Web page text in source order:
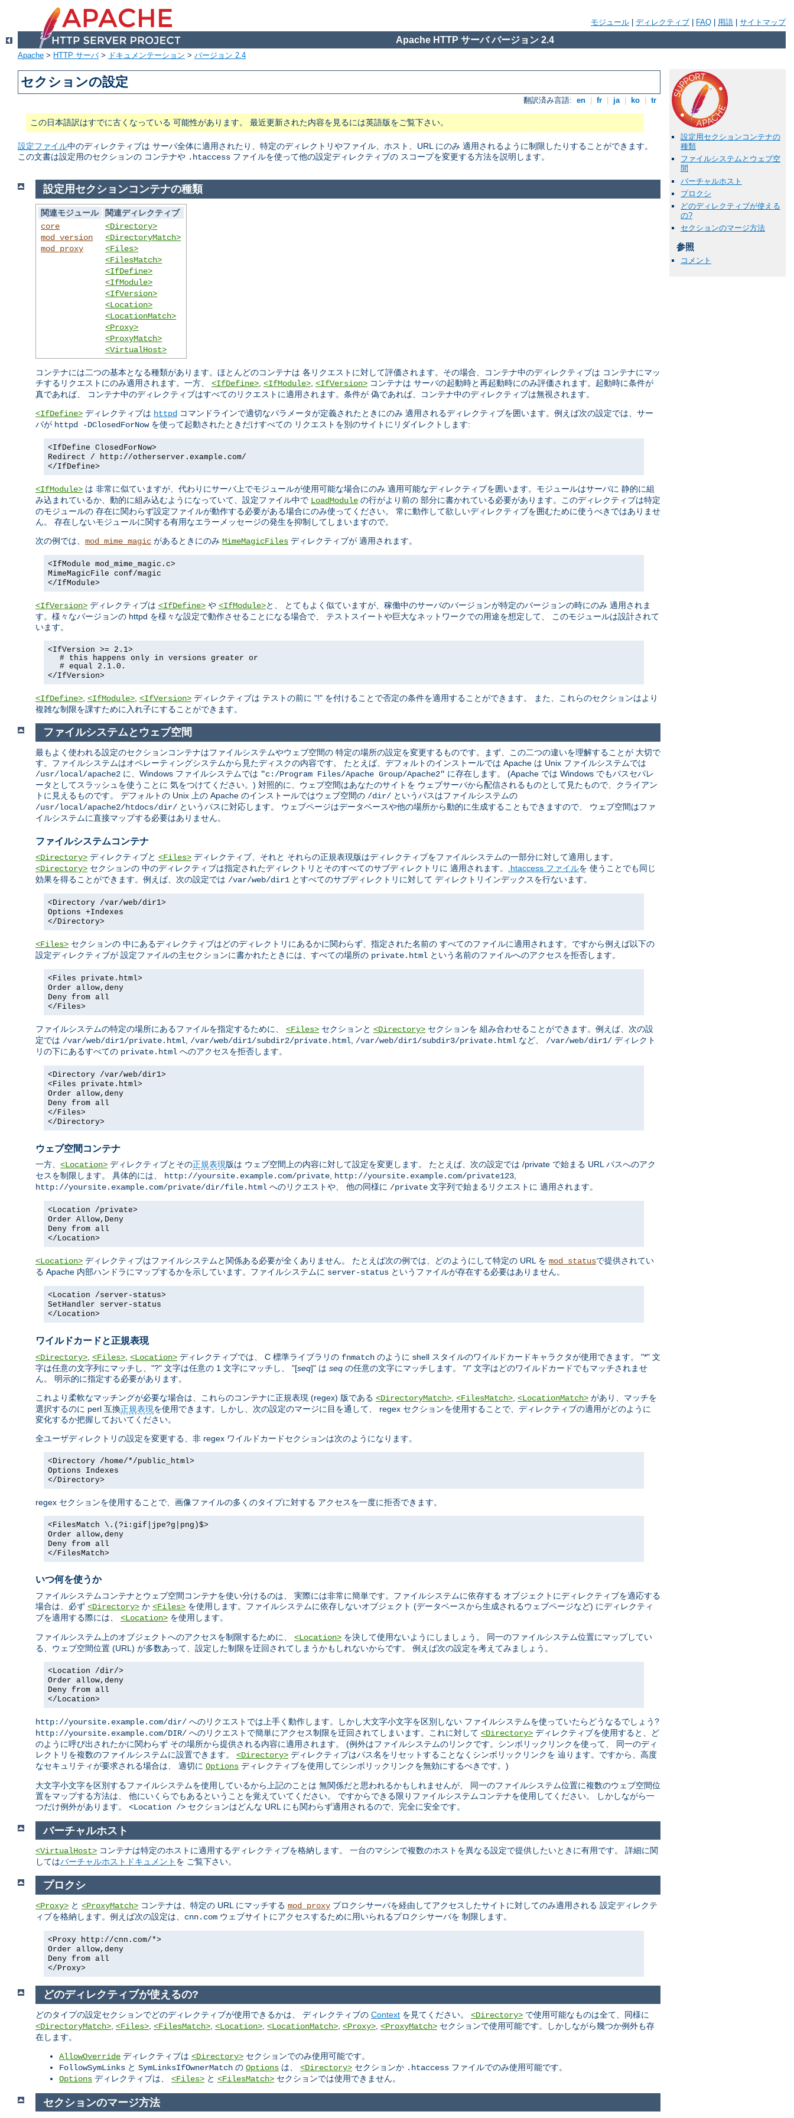
モジュール ディレクティブ FAQ 用語 サイトマップ
Apache HTTP サーバ バージョン 2.4
Apache > HTTP サーバ> ドキュメンテーション > バージョン 2.4
セクションの設定
翻訳済み言語: en fr ja ko tr
この日本語訳はすでに古くなっている 可能性があります。 最近更新された内容を見るには英語版をご覧下さい。
設定ファイル中のディレクティブは サーバ全体に適用されたり、特定のディレクトリやファイル、ホスト、URL にのみ 適用されるように制限したりすることができます。
この文書は設定用のセクションの コンテナや .htaccess ファイルを使って他の設定ディレクティブの スコープを変更する方法を説明します。
設定用セクションコンテナの
種類
ファイルシステムとウェブ空
間
バーチャルホスト
プロクシ
どのディレクティブが使える
の?
セクションのマージ方法
参照
コメント
設定用セクションコンテナの種類
関連モジュール
関連ディレクティブ
core
mod_version
mod_proxy
<Directory>
<DirectoryMatch>
<Files>
<FilesMatch>
<IfDefine>
<IfModule>
<IfVersion>
<Location>
<LocationMatch>
<Proxy>
<ProxyMatch>
<VirtualHost>
コンテナには二つの基本となる種類があります。ほとんどのコンテナは 各リクエストに対して評価されます。その場合、コンテナ中のディレクティブは コンテナにマッ
チするリクエストにのみ適用されます。一方、 <IfDefine> <IfModule> <IfVersion> コンテナは サーバの起動時と再起動時にのみ評価されます。起動時に条件が
真であれば、 コンテナ中のディレクティブはすべてのリクエストに適用されます。条件が 偽であれば、コンテナ中のディレクティブは無視されます。
<IfDefine> ディレクティブは httpd コマンドラインで適切なパラメータが定義されたときにのみ 適用されるディレクティブを囲います。例えば次の設定では、サー
バが httpd -DClosedForNowを使って起動されたときだけすべての リクエストを別のサイトにリダイレクトします:
<IfDefine ClosedForNow>
Redirect / http://otherserver.example.com/
</IfDefine>
<IfModule> は 非常に似ていますが、代わりにサーバ上でモジュールが使用可能な場合にのみ 適用可能なディレクティブを囲います。モジュールはサーバに 静的に組
み込まれているか、動的に組み込むようになっていて、設定ファイル中で LoadModule の行がより前の 部分に書かれている必要があります。このディレクティブは特定
のモジュールの 存在に関わらず設定ファイルが動作する必要がある場合にのみ使ってください。 常に動作して欲しいディレクティブを囲むために使うべきではありませ
ん。 存在しないモジュールに関する有用なエラーメッセージの発生を抑制してしまいますので。
次の例では、 mod_mime_magic があるときにのみ MimeMagicFiles ディレクティブが 適用されます。
<IfModule mod_mime_magic.c>
MimeMagicFile conf/magic
</IfModule>
<IfVersion> ディレクティブは <IfDefine> や <IfModule>と、 とてもよく似ていますが、稼働中のサーバのバージョンが特定のバージョンの時にのみ 適用されま
す。様々なバージョンの httpd を様々な設定で動作させることになる場合で、 テストスイートや巨大なネットワークでの用途を想定して、 このモジュールは設計されて
います。
<IfVersion >= 2.1>
# this happens only in versions greater or
# equal 2.1.0.
</IfVersion>
<IfDefine> <IfModule> <IfVersion> ディレクティブは テストの前に "!" を付けることで否定の条件を適用することができます。 また、これらのセクションはより
複雑な制限を課すために入れ子にすることができます。
ファイルシステムとウェブ空間
最もよく使われる設定のセクションコンテナはファイルシステムやウェブ空間の 特定の場所の設定を変更するものです。まず、この二つの違いを理解することが 大切で
す。ファイルシステムはオペレーティングシステムから見たディスクの内容です。 たとえば、デフォルトのインストールでは Apache は Unix ファイルシステムでは
/usr/local/apache2 に、Windows ファイルシステムでは "c:/Program Files/Apache Group/Apache2" に存在します。 (Apache では Windows でもパスセパレ
ータとしてスラッシュを使うことに 気をつけてください。) 対照的に、ウェブ空間はあなたのサイトを ウェブサーバから配信されるものとして見たもので、クライアン
トに見えるものです。 デフォルトの Unix 上の Apache のインストールではウェブ空間の /dir/ というパスはファイルシステムの
/usr/local/apache2/htdocs/dir/ というパスに対応します。 ウェブページはデータベースや他の場所から動的に生成することもできますので、 ウェブ空間はファ
イルシステムに直接マップする必要はありません。
ファイルシステムコンテナ
<Directory> ディレクティブと <Files> ディレクティブ、それと それらの正規表現版はディレクティブをファイルシステムの一部分に対して適用します。
<Directory> セクションの 中のディレクティブは指定されたディレクトリとそのすべてのサブディレクトリに 適用されます。 .htaccess ファイルを 使うことでも同じ
効果を得ることができます。例えば、次の設定では /var/web/dir1 とすべてのサブディレクトリに対して ディレクトリインデックスを行ないます。
<Directory /var/web/dir1>
Options +Indexes
</Directory>
<Files> セクションの 中にあるディレクティブはどのディレクトリにあるかに関わらず、指定された名前の すべてのファイルに適用されます。ですから例えば以下の
設定ディレクティブが 設定ファイルの主セクションに書かれたときには、すべての場所の private.html という名前のファイルへのアクセスを拒否します。
<Files private.html>
Order allow,deny
Deny from all
</Files>
ファイルシステムの特定の場所にあるファイルを指定するために、 <Files> セクションと <Directory> セクションを 組み合わせることができます。例えば、次の設
定では /var/web/dir1/private.html, /var/web/dir1/subdir2/private.html, /var/web/dir1/subdir3/private.html など、 /var/web/dir1/ ディレクト
リの下にあるすべての private.html へのアクセスを拒否します。
<Directory /var/web/dir1>
<Files private.html>
Order allow,deny
Deny from all
</Files>
</Directory>
ウェブ空間コンテナ
一方、 <Location> ディレクティブとその正規表現版は ウェブ空間上の内容に対して設定を変更します。 たとえば、次の設定では /private で始まる URL パスへのアク
セスを制限します。 具体的には、 http://yoursite.example.com/private, http://yoursite.example.com/private123,
http://yoursite.example.com/private/dir/file.html へのリクエストや、 他の同様に /private 文字列で始まるリクエストに 適用されます。
<Location /private>
Order Allow,Deny
Deny from all
</Location>
<Location> ディレクティブはファイルシステムと関係ある必要が全くありません。 たとえば次の例では、どのようにして特定の URL を mod_statusで提供されてい
る Apache 内部ハンドラにマップするかを示しています。ファイルシステムに server-status というファイルが存在する必要はありません。
<Location /server-status>
SetHandler server-status
</Location>
ワイルドカードと正規表現
<Directory> <Files> <Location> ディレクティブでは、 C 標準ライブラリの fnmatch のように shell スタイルのワイルドカードキャラクタが使用できます。 "*" 文
字は任意の文字列にマッチし、"?" 文字は任意の 1 文字にマッチし、 "[seq]" は seq の任意の文字にマッチします。 "/" 文字はどのワイルドカードでもマッチされませ
ん。 明示的に指定する必要があります。
これより柔軟なマッチングが必要な場合は、これらのコンテナに正規表現 (regex) 版である <DirectoryMatch> <FilesMatch> <LocationMatch> があり、マッチを
選択するのに perl 互換正規表現を使用できます。しかし、次の設定のマージに目を通して、 regex セクションを使用することで、ディレクティブの適用がどのように
変化するか把握しておいてください。
全ユーザディレクトリの設定を変更する、非 regex ワイルドカードセクションは次のようになります。
<Directory /home/*/public_html>
Options Indexes
</Directory>
regex セクションを使用することで、画像ファイルの多くのタイプに対する アクセスを一度に拒否できます。
<FilesMatch \.(?i:gif|jpe?g|png)$>
Order allow,deny
Deny from all
</FilesMatch>
いつ何を使うか
ファイルシステムコンテナとウェブ空間コンテナを使い分けるのは、 実際には非常に簡単です。ファイルシステムに依存する オブジェクトにディレクティブを適応する
場合は、必ず <Directory> か <Files> を使用します。ファイルシステムに依存しないオブジェクト (データベースから生成されるウェブページなど) にディレクティ
ブを適用する際には、 <Location> を使用します。
ファイルシステム上のオブジェクトへのアクセスを制限するために、 <Location> を決して使用ないようにしましょう。 同一のファイルシステム位置にマップしてい
る、ウェブ空間位置 (URL) が多数あって、設定した制限を迂回されてしまうかもしれないからです。 例えば次の設定を考えてみましょう。
<Location /dir/>
Order allow,deny
Deny from all
</Location>
http://yoursite.example.com/dir/ へのリクエストでは上手く動作します。しかし大文字小文字を区別しない ファイルシステムを使っていたらどうなるでしょう?
http://yoursite.example.com/DIR/ へのリクエストで簡単にアクセス制限を迂回されてしまいます。これに対して <Directory> ディレクティブを使用すると、ど
のように呼び出されたかに関わらず その場所から提供される内容に適用されます。 (例外はファイルシステムのリンクです。シンボリックリンクを使って、 同一のディ
レクトリを複数のファイルシステムに設置できます。 <Directory> ディレクティブはパス名をリセットすることなくシンボリックリンクを 辿ります。ですから、高度
なセキュリティが要求される場合は、 適切に Options ディレクティブを使用してシンボリックリンクを無効にするべきです。)
大文字小文字を区別するファイルシステムを使用しているから上記のことは 無関係だと思われるかもしれませんが、 同一のファイルシステム位置に複数のウェブ空間位
置をマップする方法は、 他にいくらでもあるということを覚えていてください。 ですからできる限りファイルシステムコンテナを使用してください。 しかしながら一
つだけ例外があります。 <Location /> セクションはどんな URL にも関わらず適用されるので、完全に安全です。
バーチャルホスト
<VirtualHost> コンテナは特定のホストに適用するディレクティブを格納します。 一台のマシンで複数のホストを異なる設定で提供したいときに有用です。 詳細に関
してはバーチャルホストドキュメント を ご覧下さい。
プロクシ
<Proxy> と <ProxyMatch> コンテナは、特定の URL にマッチする mod_proxy プロクシサーバを経由してアクセスしたサイトに対してのみ適用される 設定ディレクテ
ィブを格納します。例えば次の設定は、 cnn.com ウェブサイトにアクセスするために用いられるプロクシサーバを 制限します。
<Proxy http://cnn.com/*>
Order allow,deny
Deny from all
</Proxy>
どのディレクティブが使えるの?
どのタイプの設定セクションでどのディレクティブが使用できるかは、 ディレクティブの Context を見てください。 <Directory> で使用可能なものは全て、同様に
<DirectoryMatch> <Files> <FilesMatch> <Location> <LocationMatch> <Proxy> <ProxyMatch> セクションで使用可能です。しかしながら幾つか例外も存
在します。
AllowOverride ディレクティブは <Directory> セクションでのみ使用可能です。
FollowSymLinks と SymLinksIfOwnerMatch の Options は、 <Directory> セクションか .htaccess ファイルでのみ使用可能です。
Options ディレクティブは、 <Files> と <FilesMatch> セクションでは使用できません。
セクションのマージ方法